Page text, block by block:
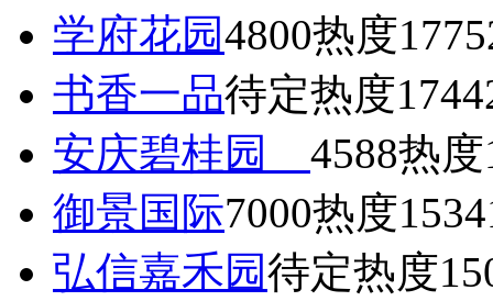
学府花园4800热度
书香一品待定热度
安庆碧桂园 4588热度
御景国际7000热度
弘信嘉禾园待定热度